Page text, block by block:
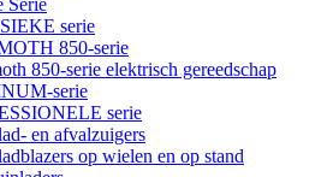
serie
850-serie
850-serie elektrisch gereedschap
serie
serie
en afvalzuigers
op wielen en op stand